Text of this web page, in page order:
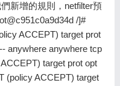
新增的規則，netfilter預
/]#
ACCEPT) target prot
anywhere anywhere tcp
target prot opt
(policy ACCEPT) target